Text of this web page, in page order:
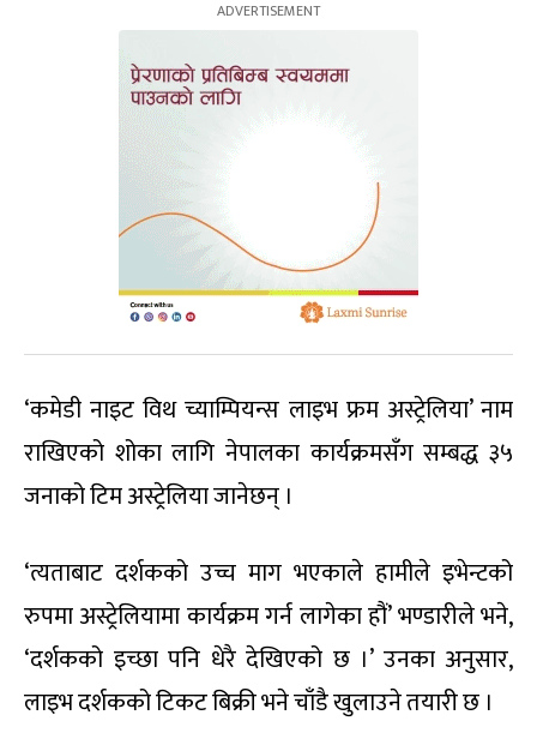
‘कमेडी नाइट विथ च्याम्पियन्स लाइभ फ्रम अस्ट्रेलिया’ नाम
राखिएको शोका लागि नेपालका कार्यक्रमसँग सम्बद्ध ३५
जनाको टिम अस्ट्रेलिया जानेछन् ।
‘त्यताबाट दर्शकको उच्च माग भएकाले हामीले इभेन्टको
रुपमा अस्ट्रेलियामा कार्यक्रम गर्न लागेका हौं’ भण्डारीले भने,
‘दर्शकको इच्छा पनि धेरै देखिएको छ ।’ उनका अनुसार,
लाइभ दर्शकको टिकट बिक्री भने चाँडै खुलाउने तयारी छ ।